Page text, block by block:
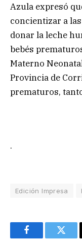
Azula expresó
concientizar a
donar la leche
bebés
Materno
Provincia de
prematuros,
.
Edición Impresa
Facebook